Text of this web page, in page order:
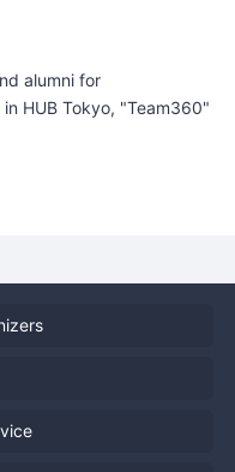
alumni for
HUB Tokyo, "Team360"